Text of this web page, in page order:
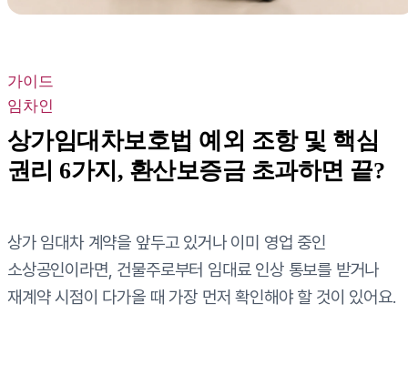
가이드
임차인
상가임대차보호법 예외 조항 및 핵심
권리 6가지, 환산보증금 초과하면 끝?
상가 임대차 계약을 앞두고 있거나 이미 영업 중인
소상공인이라면, 건물주로부터 임대료 인상 통보를 받거나
재계약 시점이 다가올 때 가장 먼저 확인해야 할 것이 있어요.